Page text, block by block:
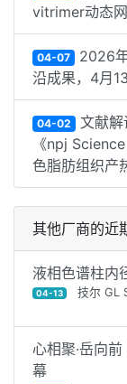
vitrimer动态
04-07 2026年
沿成果，4月
04-02 文献解
《npj
色脂肪组织产
其他厂商的近
液相色谱柱内
04-13 技尔 GL
心相聚·岳向
幕